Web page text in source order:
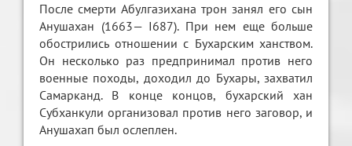
После смерти Абулгазихана трон занял его сын
Анушахан (1663— I687). При нем еще больше
обострились отношении с Бухарским ханством.
Он несколько раз предпринимал против него
военные походы, доходил до Бухары, захватил
Самарканд. В конце концов, бухарский хан
Субханкули организовал против него заговор, и
Анушахап был ослеплен.